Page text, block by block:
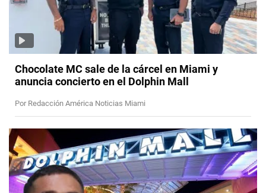
Chocolate MC sale de la cárcel en Miami y
anuncia concierto en el Dolphin Mall
Por Redacción América Noticias Miami